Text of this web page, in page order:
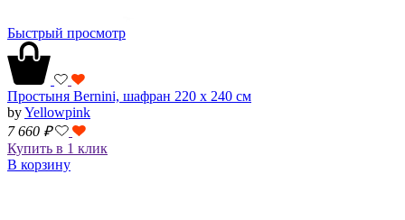
Быстрый просмотр
Простыня Bernini, шафран 220 х 240 см
byYellowpink
7 660 ₽
Купить в 1 клик
В корзину